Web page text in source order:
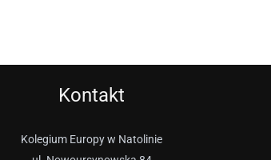
Kontakt
Kolegium Europy w Natolinie